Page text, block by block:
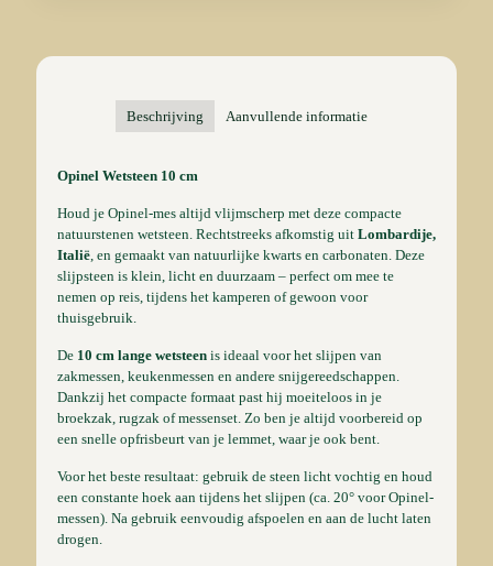
Beschrijving Aanvullende informatie
Opinel Wetsteen 10 cm
Houd je Opinel-mes altijd vlijmscherp met deze compacte
natuurstenen wetsteen. Rechtstreeks afkomstig uit Lombardije,
Italië, en gemaakt van natuurlijke kwarts en carbonaten. Deze
slijpsteen is klein, licht en duurzaam – perfect om mee te
nemen op reis, tijdens het kamperen of gewoon voor
thuisgebruik.
De 10 cm lange wetsteenis ideaal voor het slijpen van
zakmessen, keukenmessen en andere snijgereedschappen.
Dankzij het compacte formaat past hij moeiteloos in je
broekzak, rugzak of messenset. Zo ben je altijd voorbereid op
een snelle opfrisbeurt van je lemmet, waar je ook bent.
Voor het beste resultaat: gebruik de steen licht vochtig en houd
een constante hoek aan tijdens het slijpen (ca. 20° voor Opinel-
messen). Na gebruik eenvoudig afspoelen en aan de lucht laten
drogen.